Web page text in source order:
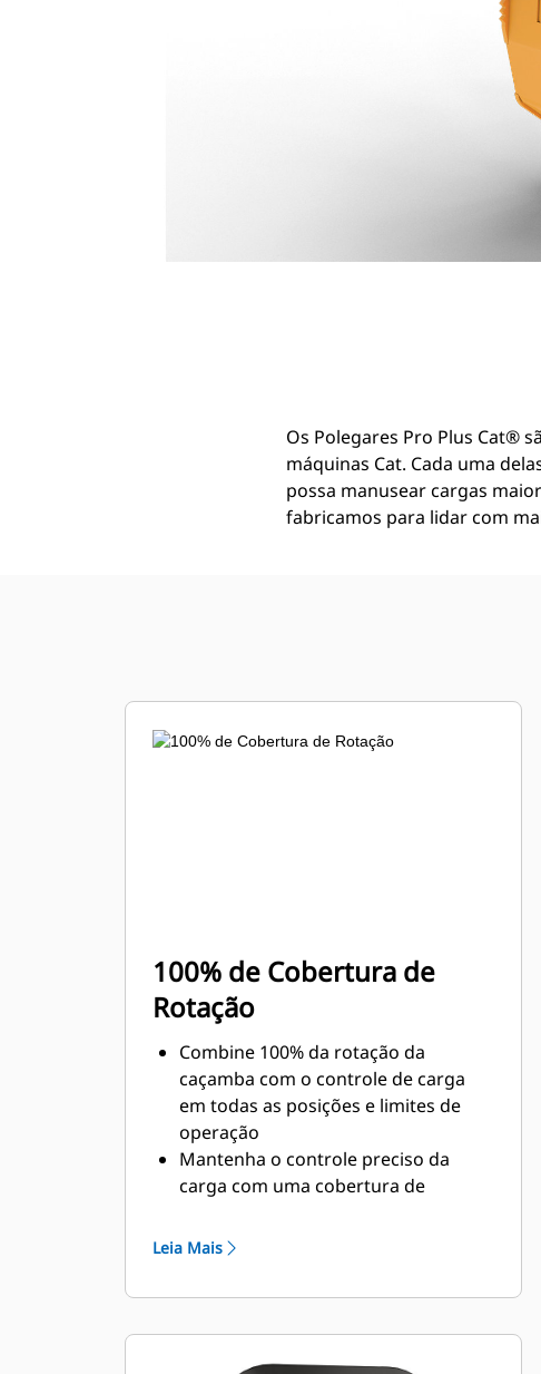
Os Polegares Pro Plus Cat®
máquinas Cat. Cada uma
possa manusear cargas
fabricamos para lidar com
100% de Cobertura de
Rotação
Combine 100% da rotação da
caçamba com o controle de carga
em todas as posições e limites de
operação
Mantenha o controle preciso da
carga com uma cobertura de
sobre os Polegares Pro
verticais ou em áreas confinadas
Leia Mais